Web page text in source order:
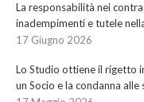
La responsabilità nei
inadempimenti e tutele
17 Giugno 2026
Lo Studio ottiene il rigetto
un Socio e la condanna